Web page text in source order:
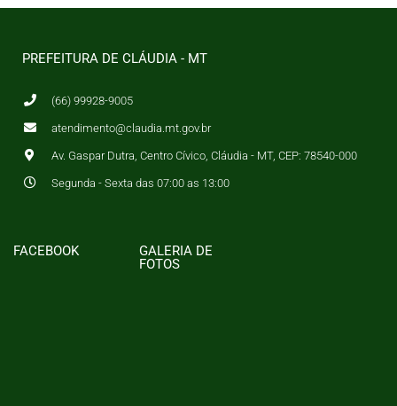
PREFEITURA DE CLÁUDIA - MT
(66) 99928-9005
atendimento@claudia.mt.gov.br
Av. Gaspar Dutra, Centro Cívico, Cláudia - MT, CEP: 78540-000
Segunda - Sexta das 07:00 as 13:00
FACEBOOK
GALERIA DE
FOTOS